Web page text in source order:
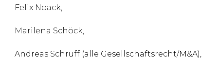
Felix Noack,
Marilena Schöck,
Andreas Schruff (alle Gesellschaftsrecht/M&A),